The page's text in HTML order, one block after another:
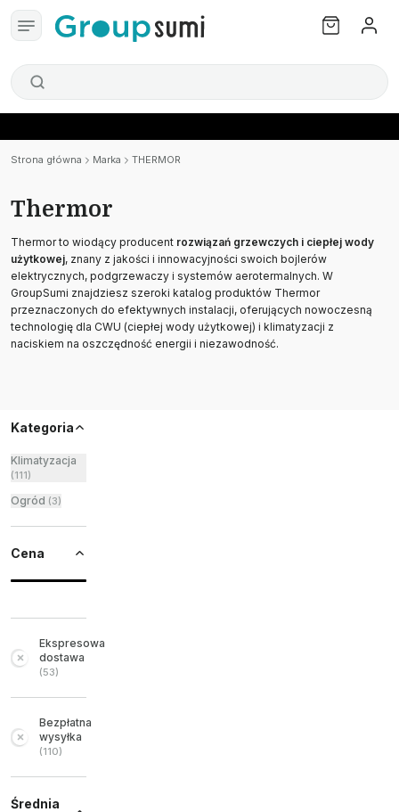
Strona główna Marka THERMOR
Thermor
Thermor to wiodący producent rozwiązań grzewczych i ciepłej wody
użytkowej, znany z jakości i innowacyjności swoich bojlerów
elektrycznych, podgrzewaczy i systemów aerotermalnych. W
GroupSumi znajdziesz szeroki katalog produktów Thermor
przeznaczonych do efektywnych instalacji, oferujących nowoczesną
technologię dla CWU (ciepłej wody użytkowej) i klimatyzacji z
naciskiem na oszczędność energii i niezawodność.
Kategoria
Klimatyzacja
(111)
Ogród (3)
Cena
Ekspresowa
dostawa
(53)
Bezpłatna
wysyłka
(110)
Średnia